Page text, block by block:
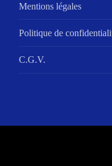
Mentions légales
Politique de
C.G.V.